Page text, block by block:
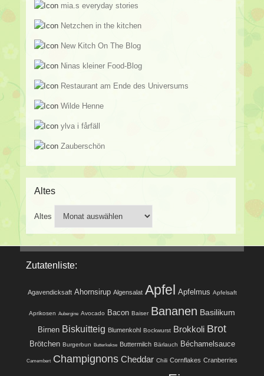
mia.s everyday stories
Netzchen in the kitchen
New Kitch On The Blog
Ninas kleiner Food-Blog
Restaurant am Ende des Universums
Wilde Henne
ylva i fårfäll
Zauberschön
Altes
Altes
Zutatenliste:
Agavendicksaft Ahornsirup Algensalat Apfel Apfelmus Apfelsaft
Aprikosen Aubergine Avocado Bacon Baiser Bananen Basilikum
Birnen Biskuitteig Blumenkohl Bockwurst Brokkoli Brot
Brötchen Burgerbun Butterkekse Buttermilch Bärlauch Béchamelsauce
Camembert Champignons Cheddar Chili Cornflakes Cranberries